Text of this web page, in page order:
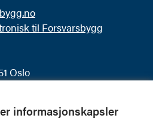
informasjonskapsler
til Forsvarsbygg
Oslo